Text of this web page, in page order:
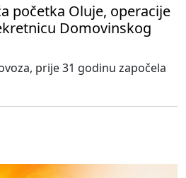
početka Oluje, operacije
Domovinskog
prije 31 godinu započela